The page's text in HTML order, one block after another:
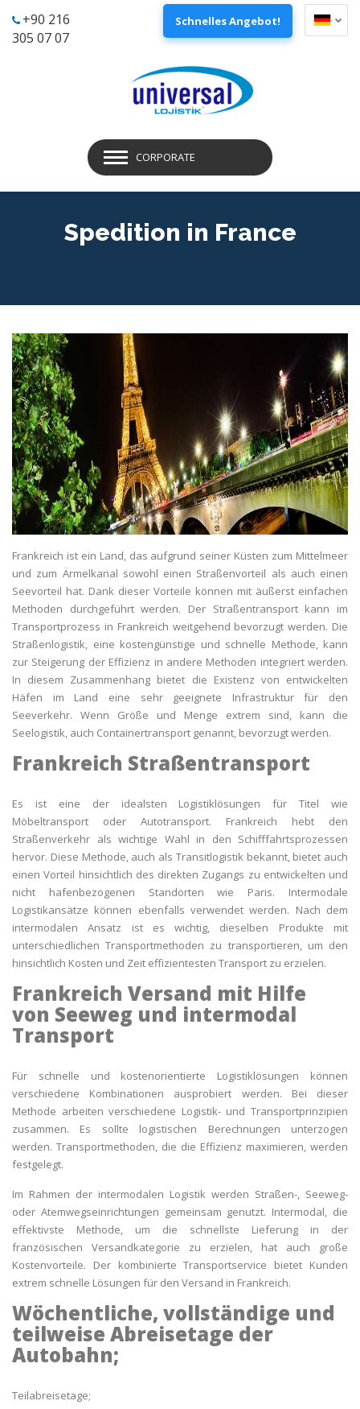
+90 216
305 07 07
Schnelles Angebot!
CORPORATE
Spedition in France
Frankreich ist ein Land, das aufgrund seiner Küsten zum Mittelmeer
und zum Ärmelkanal sowohl einen Straßenvorteil als auch einen
Seevorteil hat. Dank dieser Vorteile können mit äußerst einfachen
Methoden durchgeführt werden. Der Straßentransport kann im
Transportprozess in Frankreich weitgehend bevorzugt werden. Die
Straßenlogistik, eine kostengünstige und schnelle Methode, kann
zur Steigerung der Effizienz in andere Methoden integriert werden.
In diesem Zusammenhang bietet die Existenz von entwickelten
Häfen im Land eine sehr geeignete Infrastruktur für den
Seeverkehr. Wenn Größe und Menge extrem sind, kann die
Seelogistik, auch Containertransport genannt, bevorzugt werden.
Frankreich Straßentransport
Es ist eine der idealsten Logistiklösungen für Titel wie
Möbeltransport oder Autotransport. Frankreich hebt den
Straßenverkehr als wichtige Wahl in den Schifffahrtsprozessen
hervor. Diese Methode, auch als Transitlogistik bekannt, bietet auch
einen Vorteil hinsichtlich des direkten Zugangs zu entwickelten und
nicht hafenbezogenen Standorten wie Paris. Intermodale
Logistikansätze können ebenfalls verwendet werden. Nach dem
intermodalen Ansatz ist es wichtig, dieselben Produkte mit
unterschiedlichen Transportmethoden zu transportieren, um den
hinsichtlich Kosten und Zeit effizientesten Transport zu erzielen.
Frankreich Versand mit Hilfe
von Seeweg und intermodal
Transport
Für schnelle und kostenorientierte Logistiklösungen können
verschiedene Kombinationen ausprobiert werden. Bei dieser
Methode arbeiten verschiedene Logistik- und Transportprinzipien
zusammen. Es sollte logistischen Berechnungen unterzogen
werden. Transportmethoden, die die Effizienz maximieren, werden
festgelegt.
Im Rahmen der intermodalen Logistik werden Straßen-, Seeweg-
oder Atemwegseinrichtungen gemeinsam genutzt. Intermodal, die
effektivste Methode, um die schnellste Lieferung in der
französischen Versandkategorie zu erzielen, hat auch große
Kostenvorteile. Der kombinierte Transportservice bietet Kunden
extrem schnelle Lösungen für den Versand in Frankreich.
Wöchentliche, vollständige und
teilweise Abreisetage der
Autobahn;
Teilabreisetage;